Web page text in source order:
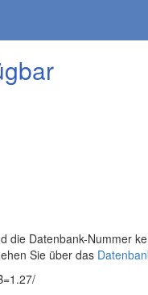
die Datenbank-Nummer
Sie über das